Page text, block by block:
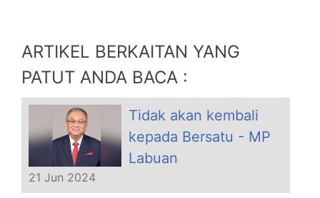
ARTIKEL BERKAITAN YANG
PATUT ANDA BACA :
Tidak akan kembali
kepada Bersatu - MP
Labuan
21 Jun 2024